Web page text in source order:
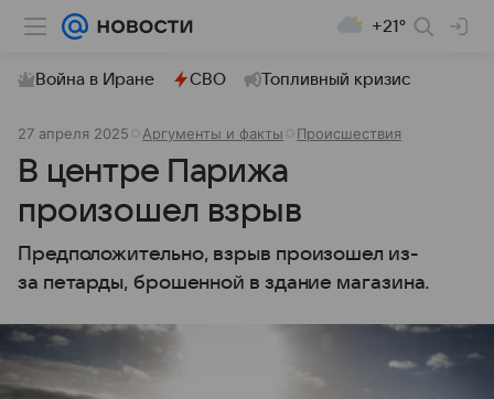
+21°
Война в Иране СВО Топливный кризис
27 апреля 2025 Аргументы и факты Происшествия
В центре Парижа
произошел взрыв
Предположительно, взрыв произошел из-
за петарды, брошенной в здание магазина.